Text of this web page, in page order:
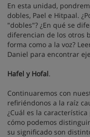
En esta unidad,
dobles, Pael e Hitpaal.
"dobles"? ¿En qué se
diferencian de los otros
forma como a la voz?
Daniel para encontrar
Hafel y Hofal.
Continuaremos con
refiriéndonos a la raíz
¿Cuál es la
cómo podemos
su significado son